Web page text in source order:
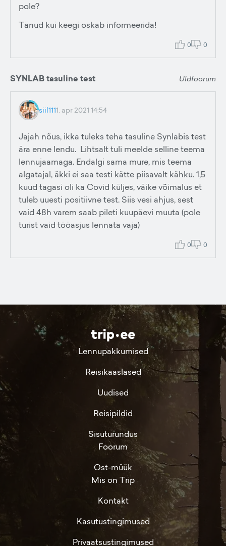
pole?
Tänud kui keegi oskab informeerida!
0 0
SYNLAB tasuline test Üldfoorum
siil1111. apr 2021 14:54
Jajah nõus, ikka tuleks teha tasuline Synlabis test
ära enne lendu. Lihtsalt tuli meelde selline teema
lennujaamaga. Endalgi sama mure, mis teema
algatajal, äkki ei saa testi kätte piisavalt kähku. 1,5
kuud tagasi oli ka Covid küljes, väike võimalus et
tuleb uuesti positiivne test. Siis vesi ahjus, sest
vaid 48h varem saab pileti kuupäevi muuta (pole
turist vaid tööasjus lennata vaja)
0 0
Lennupakkumised
Reisikaaslased
Uudised
Reisipildid
Sisuturundus
Foorum
Ost-müük
Mis on Trip
Kontakt
Kasutustingimused
Privaatsustingimused